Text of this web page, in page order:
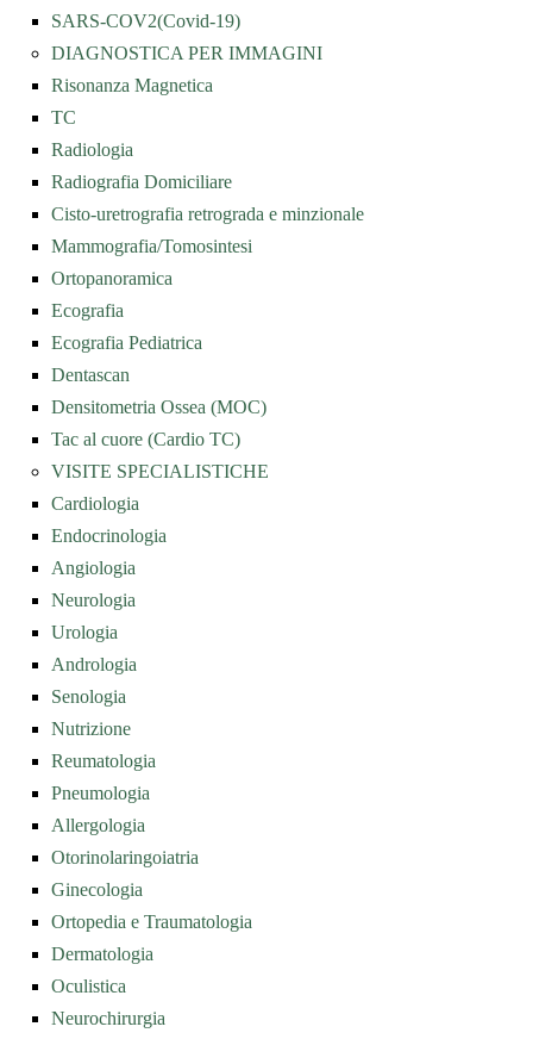
SARS-COV2(Covid-19)
DIAGNOSTICA PER IMMAGINI
Risonanza Magnetica
TC
Radiologia
Radiografia Domiciliare
Cisto-uretrografia retrograda e minzionale
Mammografia/Tomosintesi
Ortopanoramica
Ecografia
Ecografia Pediatrica
Dentascan
Densitometria Ossea (MOC)
Tac al cuore (Cardio TC)
VISITE SPECIALISTICHE
Cardiologia
Endocrinologia
Angiologia
Neurologia
Urologia
Andrologia
Senologia
Nutrizione
Reumatologia
Pneumologia
Allergologia
Otorinolaringoiatria
Ginecologia
Ortopedia e Traumatologia
Dermatologia
Oculistica
Neurochirurgia